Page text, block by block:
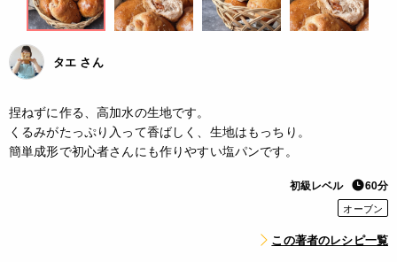
タエ さん
捏ねずに作る、高加水の生地です。
くるみがたっぷり入って香ばしく、生地はもっちり。
簡単成形で初心者さんにも作りやすい塩パンです。
初級レベル 60分
オーブン
この著者のレシピ一覧